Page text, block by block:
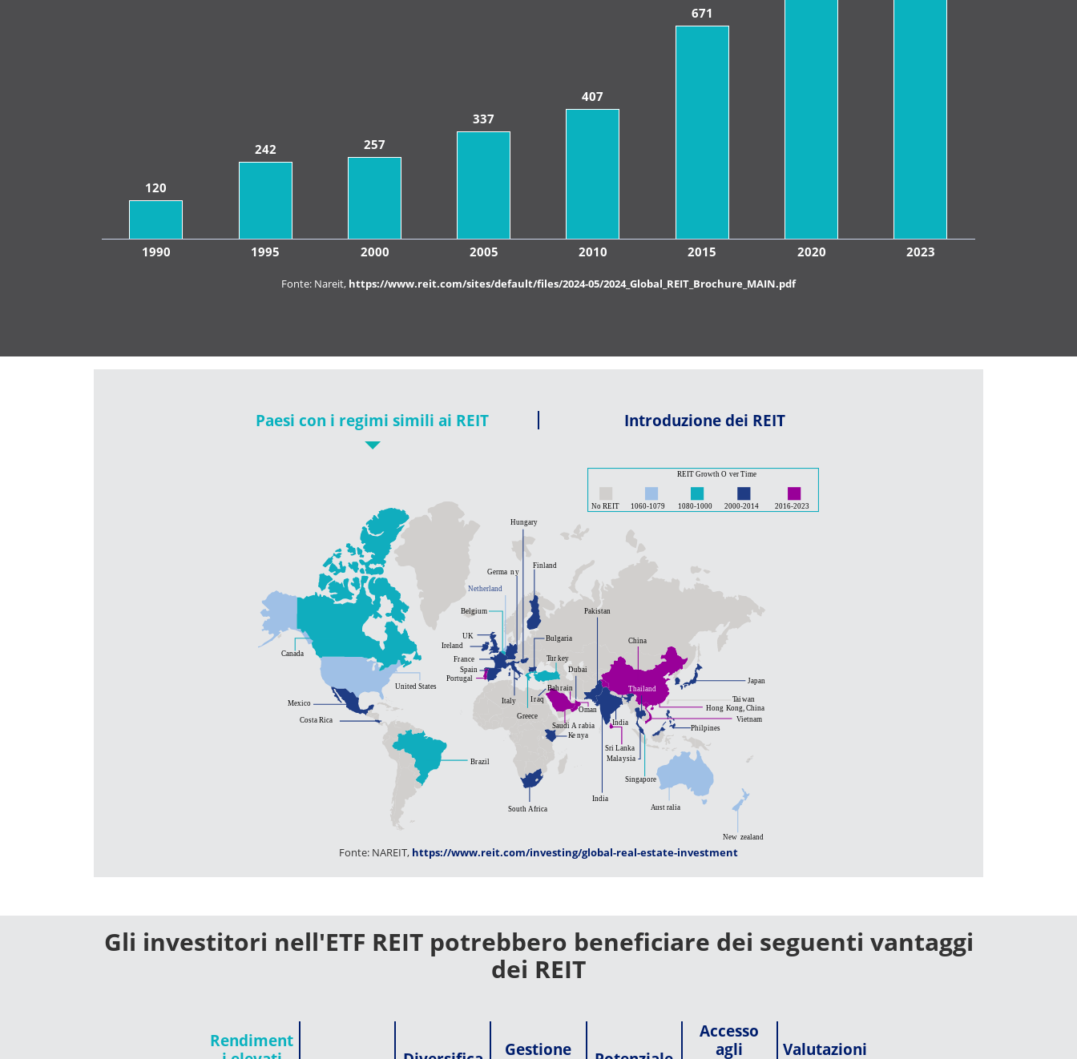
120
242 257
337
407
671
1990 1995 2000 2005 2010 2015 2020 2023
Fonte: Nareit, https://www.reit.com/sites/default/files/2024-05/2024_Global_REIT_Brochure_MAIN.pdf
Paesi con i regimi simili ai REIT Introduzione dei REIT
Fonte: NAREIT, https://www.reit.com/investing/global-real-estate-investment
Gli investitori nell'ETF REIT potrebbero beneficiare dei seguenti vantaggi
dei REIT
Rendiment
Gestione
Accesso
agli
Valutazioni